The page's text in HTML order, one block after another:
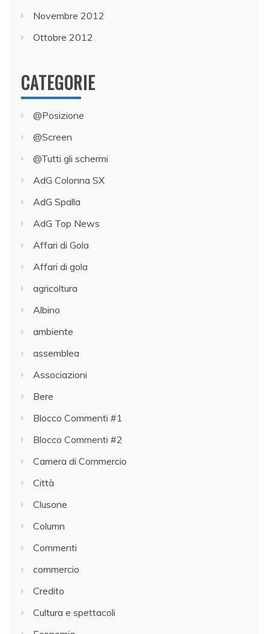
Novembre 2012
Ottobre 2012
CATEGORIE
@Posizione
@Screen
@Tutti gli schermi
AdG Colonna SX
AdG Spalla
AdG Top News
Affari di Gola
Affari di gola
agricoltura
Albino
ambiente
assemblea
Associazioni
Bere
Blocco Commenti #1
Blocco Commenti #2
Camera di Commercio
Città
Clusone
Column
Commenti
commercio
Credito
Cultura e spettacoli